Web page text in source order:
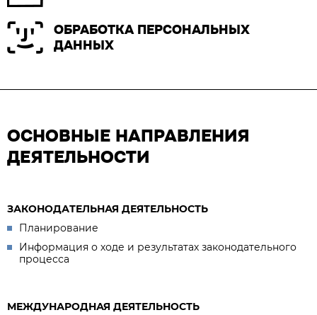
ОБРАБОТКА ПЕРСОНАЛЬНЫХ
ДАННЫХ
ОСНОВНЫЕ НАПРАВЛЕНИЯ
ДЕЯТЕЛЬНОСТИ
ЗАКОНОДАТЕЛЬНАЯ ДЕЯТЕЛЬНОСТЬ
Планирование
Информация о ходе и результатах законодательного
процесса
МЕЖДУНАРОДНАЯ ДЕЯТЕЛЬНОСТЬ